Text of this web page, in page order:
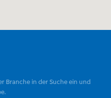
Branche in der Suche ein und